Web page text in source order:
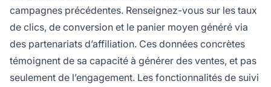
campagnes précédentes. Renseignez-vous sur les taux
de clics, de conversion et le panier moyen généré via
des partenariats d’affiliation. Ces données concrètes
témoignent de sa capacité à générer des ventes, et pas
seulement de l’engagement. Les fonctionnalités de suivi